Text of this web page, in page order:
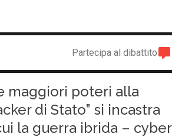
Partecipa al dibattito
maggiori poteri alla
di Stato” si incastra
la guerra ibrida – cyber